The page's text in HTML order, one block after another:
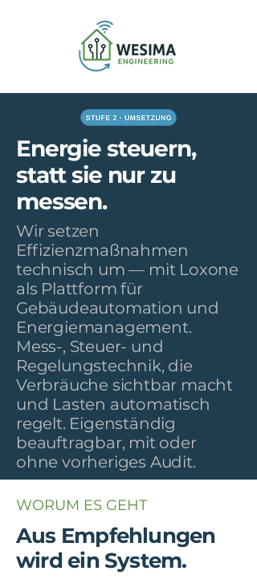
Energie steuern,
statt sie nur zu
messen.
Wir setzen
Effizienzmaßnahmen
technisch um — mit Loxone
als Plattform für
Gebäudeautomation und
Energiemanagement.
Mess-, Steuer- und
Regelungstechnik, die
Verbräuche sichtbar macht
und Lasten automatisch
regelt. Eigenständig
beauftragbar, mit oder
ohne vorheriges Audit.
WORUM ES GEHT
Aus Empfehlungen
wird ein System.